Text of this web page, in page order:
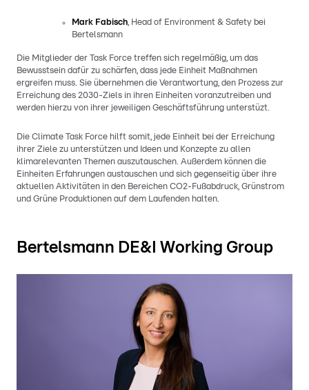
Mark Fabisch, Head of Environment & Safety bei
Bertelsmann
Die Mitglieder der Task Force treffen sich regelmäßig, um das
Bewusstsein dafür zu schärfen, dass jede Einheit Maßnahmen
ergreifen muss. Sie übernehmen die Verantwortung, den Prozess zur
Erreichung des 2030-Ziels in ihren Einheiten voranzutreiben und
werden hierzu von ihrer jeweiligen Geschäftsführung unterstüzt.
Die Climate Task Force hilft somit, jede Einheit bei der Erreichung
ihrer Ziele zu unterstützen und Ideen und Konzepte zu allen
klimarelevanten Themen auszutauschen. Außerdem können die
Einheiten Erfahrungen austauschen und sich gegenseitig über ihre
aktuellen Aktivitäten in den Bereichen CO2-Fußabdruck, Grünstrom
und Grüne Produktionen auf dem Laufenden halten.
Bertelsmann DE&I Working Group